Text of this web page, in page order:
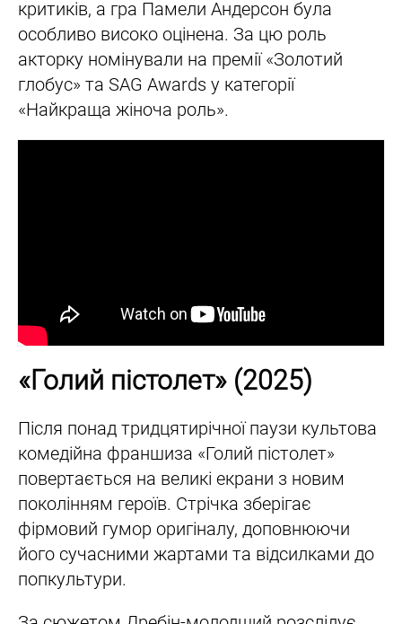
критиків, а гра Памели Андерсон була
особливо високо оцінена. За цю роль
акторку номінували на премії «Золотий
глобус» та SAG Awards у категорії
«Найкраща жіноча роль».
«Голий пістолет» (2025)
Після понад тридцятирічної паузи культова
комедійна франшиза «Голий пістолет»
повертається на великі екрани з новим
поколінням героїв. Стрічка зберігає
фірмовий гумор оригіналу, доповнюючи
його сучасними жартами та відсилками до
попкультури.